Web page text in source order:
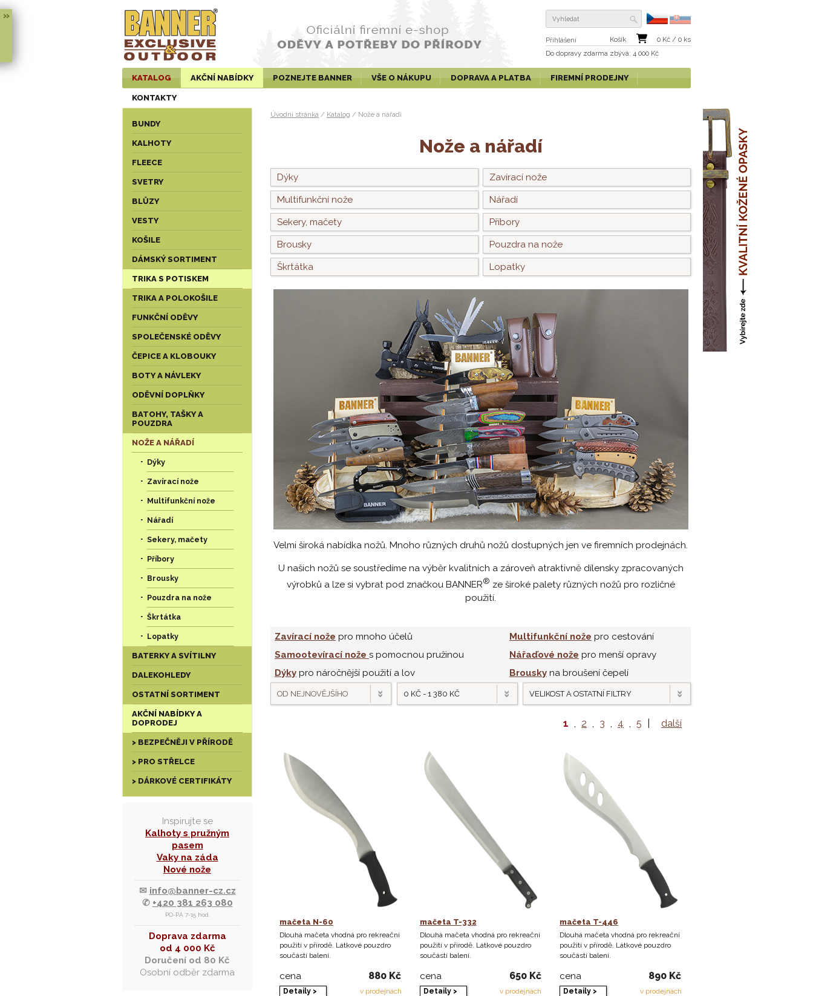
»
Přihlášení Košík 0Kč / 0ks
Do dopravy zdarma zbývá: 4 000 Kč
KATALOG AKČNÍ NABÍDKY POZNEJTE BANNER VŠE O NÁKUPU DOPRAVA A PLATBA FIREMNÍ PRODEJNY
KONTAKTY
BUNDY
KALHOTY
FLEECE
SVETRY
BLŮZY
VESTY
KOŠILE
DÁMSKÝ SORTIMENT
TRIKA S POTISKEM
TRIKA A POLOKOŠILE
FUNKČNÍ ODĚVY
SPOLEČENSKÉ ODĚVY
ČEPICE A KLOBOUKY
BOTY A NÁVLEKY
ODĚVNÍ DOPLŇKY
BATOHY, TAŠKY A
POUZDRA
NOŽE A NÁŘADÍ
Dýky
Zavírací nože
Multifunkční nože
Nářadí
Sekery, mačety
Příbory
Brousky
Pouzdra na nože
Škrtátka
Lopatky
BATERKY A SVÍTILNY
DALEKOHLEDY
OSTATNÍ SORTIMENT
AKČNÍ NABÍDKY A
DOPRODEJ
> BEZPEČNĚJI V PŘÍRODĚ
> PRO STŘELCE
> DÁRKOVÉ CERTIFIKÁTY
Inspirujte se
Kalhoty s pružným
pasem
Vaky na záda
Nové nože
✉ info@banner-cz.cz
✆ +420 381 263 080
PO-PÁ 7-15 hod.
Doprava zdarma
od 4 000 Kč
Doručení od 80 Kč
Osobní odběr zdarma
Úvodní stránka / Katalog / Nože a nářadí
Nože a nářadí
Dýky Zavírací nože
Multifunkční nože Nářadí
Sekery, mačety Příbory
Brousky Pouzdra na nože
Škrtátka Lopatky
Velmi široká nabídka nožů. Mnoho různých druhů nožů dostupných jen ve firemních prodejnách.
U našich nožů se soustředíme na výběr kvalitních a zároveň atraktivně dílensky zpracovaných
výrobků a lze si vybrat pod značkou BANNER® ze široké palety různých nožů pro rozličné
použití.
Zavírací nože pro mnoho účelů Multifunkční nože pro cestování
Samootevírací nože s pomocnou pružinou Nářaďové nože pro menší opravy
Dýky pro náročnější použití a lov Brousky na broušení čepelí
OD NEJNOVĚJŠÍHO 0 KČ - 1 380 KČ VELIKOST A OSTATNÍ FILTRY
1 , 2 , 3 , 4 , 5 další
mačeta N-60
Dlouhá mačeta vhodná pro rekreační
použití v přírodě. Látkové pouzdro
součástí balení.
cena 880 Kč
Detaily > v prodejnách
mačeta T-332
Dlouhá mačeta vhodná pro rekreační
použití v přírodě. Látkové pouzdro
součástí balení.
cena 650 Kč
Detaily > v prodejnách
mačeta T-446
Dlouhá mačeta vhodná pro rekreační
použití v přírodě. Látkové pouzdro
součástí balení.
cena 890 Kč
Detaily > v prodejnách